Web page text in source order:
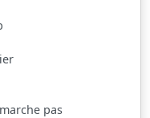
pas